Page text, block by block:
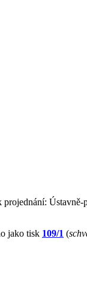
projednání:
jako tisk 109/1 (